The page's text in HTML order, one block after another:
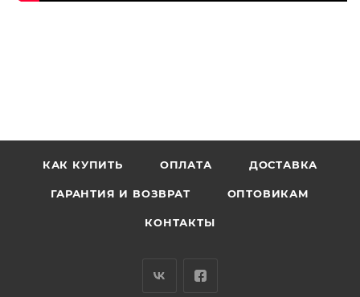
КАК КУПИТЬ ОПЛАТА ДОСТАВКА
ГАРАНТИЯ И ВОЗВРАТ ОПТОВИКАМ
КОНТАКТЫ